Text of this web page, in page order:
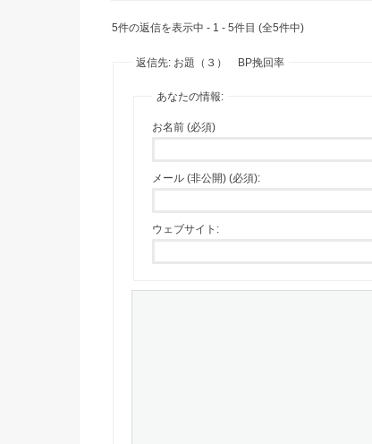
5件の返信を表示中 - 1 - 5件目 (全5件中)
返信先: お題（３） BP挽回率
あなたの情報:
お名前 (必須)
メール (非公開) (必須):
ウェブサイト: